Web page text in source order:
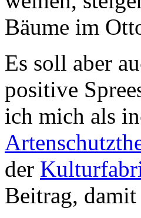
Bäume im
Es soll aber
positive
ich mich als
der
Beitrag,